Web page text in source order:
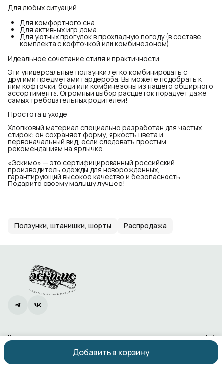
Добавить в корзину
Для любых ситуаций
Для комфортного сна.
Для активных игр дома.
Для уютных прогулок в прохладную погоду (в составе
комплекта с кофточкой или комбинезоном).
Идеальное сочетание стиля и практичности
Эти универсальные ползунки легко комбинировать с
другими предметами гардероба. Вы можете подобрать к
ним кофточки, боди или комбинезоны из нашего обширного
ассортимента. Огромный выбор расцветок порадует даже
самых требовательных родителей!
Простота в уходе
Хлопковый материал специально разработан для частых
стирок: он сохраняет форму, яркость цвета и
первоначальный вид, если следовать простым
рекомендациям на ярлычке.
«Эскимо» — это сертифицированный российский
производитель одежды для новорожденных,
гарантирующий высокое качество и безопасность.
Подарите своему малышу лучшее!
Ползунки, штанишки, шорты Распродажа
Контакты
Ростов-на-Дону, проспект 40-летия Победы, 338
Телефон
ОплатаДоставкаПравила возвратаРеквизитыОферта